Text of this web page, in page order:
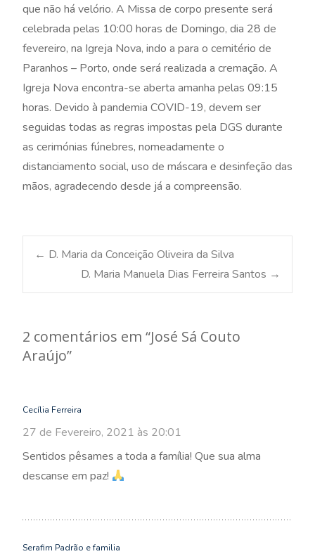
que não há velório. A Missa de corpo presente será
celebrada pelas 10:00 horas de Domingo, dia 28 de
fevereiro, na Igreja Nova, indo a para o cemitério de
Paranhos – Porto, onde será realizada a cremação. A
Igreja Nova encontra-se aberta amanha pelas 09:15
horas. Devido à pandemia COVID-19, devem ser
seguidas todas as regras impostas pela DGS durante
as cerimónias fúnebres, nomeadamente o
distanciamento social, uso de máscara e desinfeção das
mãos, agradecendo desde já a compreensão.
Post
← D. Maria da Conceição Oliveira da Silva
D. Maria Manuela Dias Ferreira Santos →
2 comentários em “José Sá Couto
Araújo”
Cecília Ferreira
27 de Fevereiro, 2021 às 20:01
Sentidos pêsames a toda a família! Que sua alma
descanse em paz!
Serafim Padrão e familia